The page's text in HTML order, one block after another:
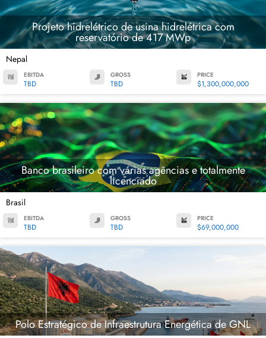
Projeto hidrelétrico de usina hidrelétrica com
reservatório de 417 MWp
Nepal
EBITDA
TBD
GROSS
TBD
PRICE
$1,300,000,000
Banco brasileiro com várias agências e totalmente
licenciado
Brasil
EBITDA
TBD
GROSS
TBD
PRICE
$69,000,000
Polo Estratégico de Infraestrutura Energética de GNL